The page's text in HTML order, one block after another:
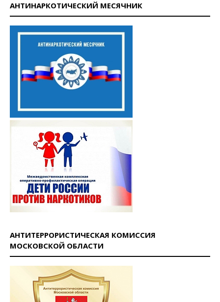
АНТИНАРКОТИЧЕСКИЙ МЕСЯЧНИК
АНТИТЕРРОРИСТИЧЕСКАЯ КОМИССИЯ
МОСКОВСКОЙ ОБЛАСТИ